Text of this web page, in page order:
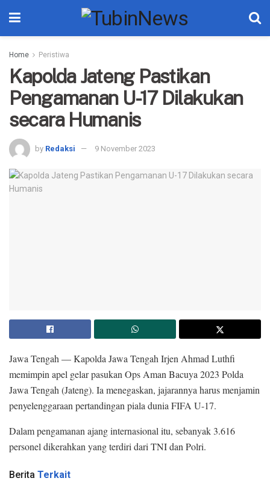
Home Peristiwa
Kapolda Jateng Pastikan
Pengamanan U-17 Dilakukan
secara Humanis
by Redaksi 9 November 2023
Jawa Tengah — Kapolda Jawa Tengah Irjen Ahmad Luthfi
memimpin apel gelar pasukan Ops Aman Bacuya 2023 Polda
Jawa Tengah (Jateng). Ia menegaskan, jajarannya harus menjamin
penyelenggaraan pertandingan piala dunia FIFA U-17.
Dalam pengamanan ajang internasional itu, sebanyak 3.616
personel dikerahkan yang terdiri dari TNI dan Polri.
Berita Terkait